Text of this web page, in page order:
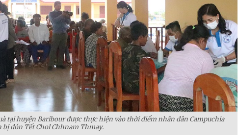
tại huyện Baribour được thực hiện vào thời điểm nhân dân Campuchia
bị đón Tết Chol Chhnam Thmay.